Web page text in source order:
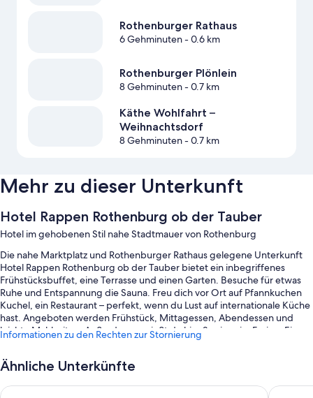
Rothenburger Rathaus
6 Gehminuten- 0.6 km
Rothenburger Plönlein
8 Gehminuten- 0.7 km
Käthe Wohlfahrt –
Weihnachtsdorf
8 Gehminuten- 0.7 km
Mehr zu dieser Unterkunft
Hotel Rappen Rothenburg ob der Tauber
Hotel im gehobenen Stil nahe Stadtmauer von Rothenburg
Die nahe Marktplatz und Rothenburger Rathaus gelegene Unterkunft
Hotel Rappen Rothenburg ob der Tauber bietet ein inbegriffenes
Frühstücksbuffet, eine Terrasse und einen Garten. Besuche für etwas
Ruhe und Entspannung die Sauna. Freu dich vor Ort auf Pfannkuchen
Kuchel, ein Restaurant – perfekt, wenn du Lust auf internationale Küche
hast. Angeboten werden Frühstück, Mittagessen, Abendessen und
leichte Mahlzeiten. Außerdem genießt du hier Speisen im Freien. Eine
Bar, ein Fitnessbereich und kostenloses WLAN in den öffentlichen
angenehmen Aufenthalt brauchst.
Außerdem erwarten dich Extras wie:
Informationen zu den Rechten zur Stornierung
Ähnliche Unterkünfte
AKZENT Hotel Schranne Hotel